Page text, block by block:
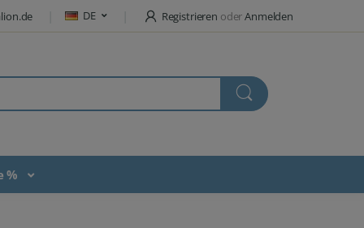
DE Registrieren oderAnmelden
%